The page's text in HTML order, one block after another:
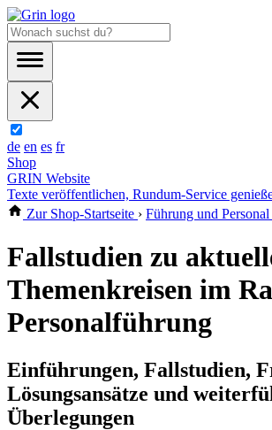
de en es fr
Shop
GRIN Website
Texte veröffentlichen, Rundum-Service
Zur Shop-Startseite › Führung und
Fallstudien zu
Themenkreisen im
Personalführung
Einführungen, Fallstudien,
Lösungsansätze und
Überlegungen